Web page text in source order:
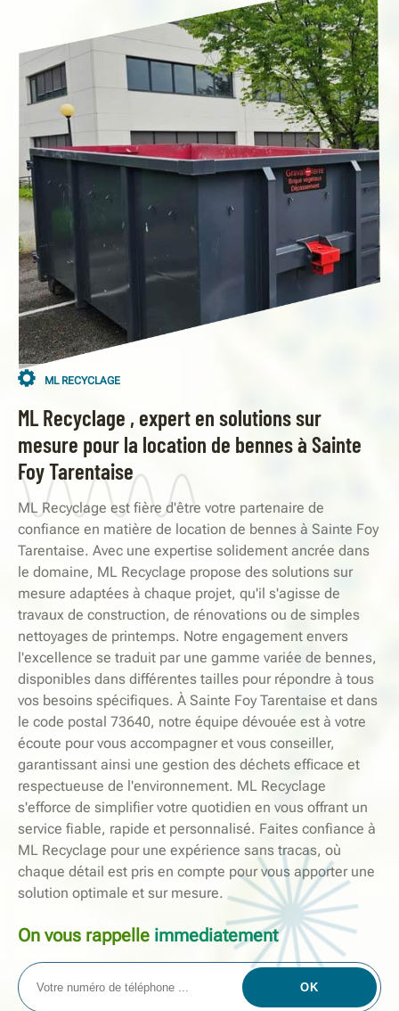
ML RECYCLAGE
ML Recyclage , expert en solutions sur
mesure pour la location de bennes à Sainte
Foy Tarentaise
ML Recyclage est fière d'être votre partenaire de
confiance en matière de location de bennes à Sainte Foy
Tarentaise. Avec une expertise solidement ancrée dans
le domaine, ML Recyclage propose des solutions sur
mesure adaptées à chaque projet, qu'il s'agisse de
travaux de construction, de rénovations ou de simples
nettoyages de printemps. Notre engagement envers
l'excellence se traduit par une gamme variée de bennes,
disponibles dans différentes tailles pour répondre à tous
vos besoins spécifiques. À Sainte Foy Tarentaise et dans
le code postal 73640, notre équipe dévouée est à votre
écoute pour vous accompagner et vous conseiller,
garantissant ainsi une gestion des déchets efficace et
respectueuse de l'environnement. ML Recyclage
s'efforce de simplifier votre quotidien en vous offrant un
service fiable, rapide et personnalisé. Faites confiance à
ML Recyclage pour une expérience sans tracas, où
chaque détail est pris en compte pour vous apporter une
solution optimale et sur mesure.
On vous rappelle immediatement